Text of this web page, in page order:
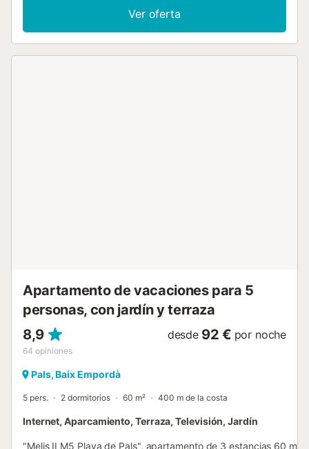
todas las comodidades. La playa se encuentra muy cerca
a 800m, también cuentan con un campo de golf a 50m.
Cuentan con una hermosa piscina para adultos y para
Ver oferta
Apartamento de vacaciones para 5
personas, con jardín y terraza
8,9
64 opiniones
desde 92 € por noche
Pals, Baix Empordà
5 pers. 2 dormitorios 60 m² 400 m de la costa
Internet, Aparcamiento, Terraza, Televisión, Jardín
"Melis II M5 Playa de Pals", apartamento de 3 estancias 60 m2